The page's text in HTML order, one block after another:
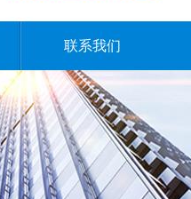
联系我们